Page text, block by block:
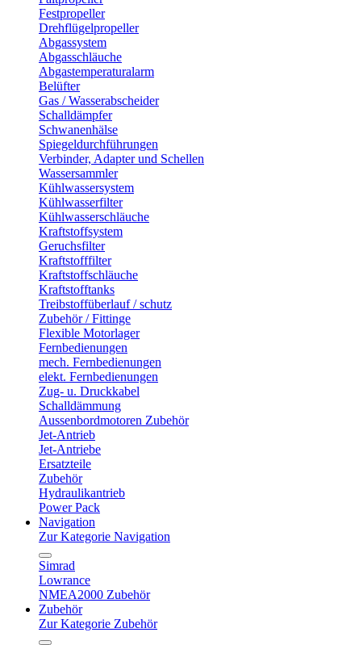
Festpropeller
Drehflügelpropeller
Abgassystem
Abgasschläuche
Abgastemperaturalarm
Belüfter
Gas / Wasserabscheider
Schalldämpfer
Schwanenhälse
Spiegeldurchführungen
Verbinder, Adapter und Schellen
Wassersammler
Kühlwassersystem
Kühlwasserfilter
Kühlwasserschläuche
Kraftstoffsystem
Geruchsfilter
Kraftstofffilter
Kraftstoffschläuche
Kraftstofftanks
Treibstoffüberlauf / schutz
Zubehör / Fittinge
Flexible Motorlager
Fernbedienungen
mech. Fernbedienungen
elekt. Fernbedienungen
Zug- u. Druckkabel
Schalldämmung
Aussenbordmotoren Zubehör
Jet-Antrieb
Jet-Antriebe
Ersatzteile
Zubehör
Hydraulikantrieb
Power Pack
Navigation
Zur Kategorie Navigation
Simrad
Lowrance
NMEA2000 Zubehör
Zubehör
Zur Kategorie Zubehör